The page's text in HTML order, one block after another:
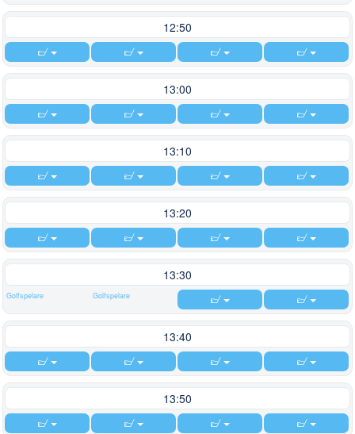
12:50
13:00
13:10
13:20
13:30
Golfspelare Golfspelare
13:40
13:50